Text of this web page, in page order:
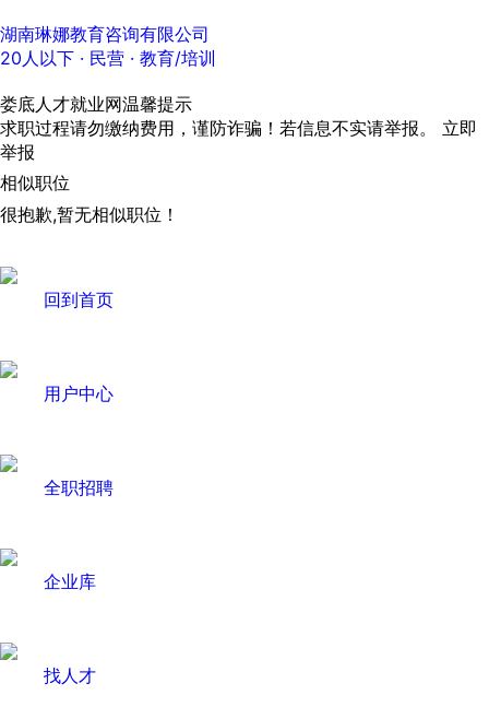
湖南琳娜教育咨询有限公司
20人以下 · 民营 · 教育/培训
娄底人才就业网温馨提示
求职过程请勿缴纳费用，谨防诈骗！若信息不实请举报。 立即
举报
相似职位
很抱歉,暂无相似职位！
回到首页
用户中心
全职招聘
企业库
找人才